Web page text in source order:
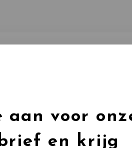
aan voor
en krijg